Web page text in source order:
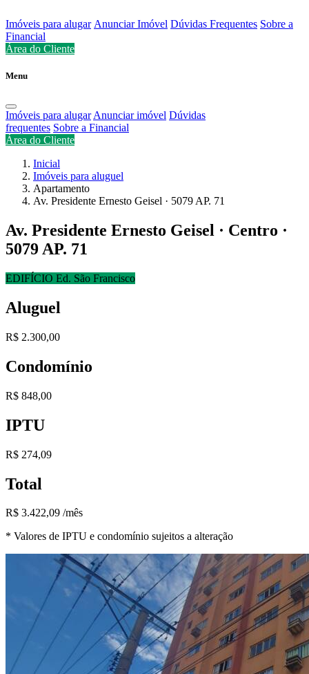
Imóveis para alugar Anunciar Imóvel Dúvidas Frequentes Sobre a
Financial
Área do Cliente
Menu
Imóveis para alugar Anunciar imóvel Dúvidas
frequentes Sobre a Financial
Área do Cliente
Inicial
Imóveis para aluguel
Apartamento
Av. Presidente Ernesto Geisel · 5079 AP. 71
Av. Presidente Ernesto Geisel · Centro ·
5079 AP. 71
EDIFÍCIO Ed. São Francisco
Aluguel
R$ 2.300,00
Condomínio
R$ 848,00
IPTU
R$ 274,09
Total
R$ 3.422,09 /mês
* Valores de IPTU e condomínio sujeitos a alteração